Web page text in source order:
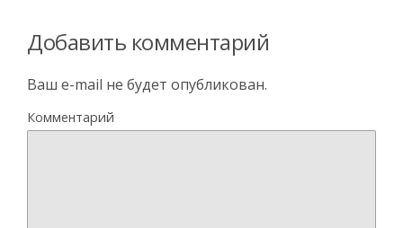
Добавить комментарий
Ваш e-mail не будет опубликован.
Комментарий